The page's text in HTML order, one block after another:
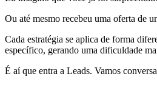
Ou até mesmo recebeu uma oferta de
Cada estratégia se aplica de forma
específico, gerando uma dificuldade
É aí que entra a Leads. Vamos